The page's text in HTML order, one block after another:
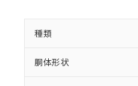
種類
胴体形状